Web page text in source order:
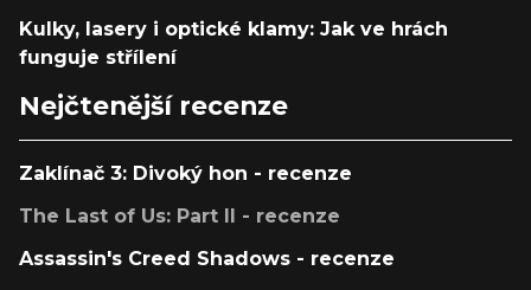
Kulky, lasery i optické klamy: Jak ve hrách
funguje střílení
Nejčtenější recenze
Zaklínač 3: Divoký hon - recenze
The Last of Us: Part II - recenze
Assassin's Creed Shadows - recenze